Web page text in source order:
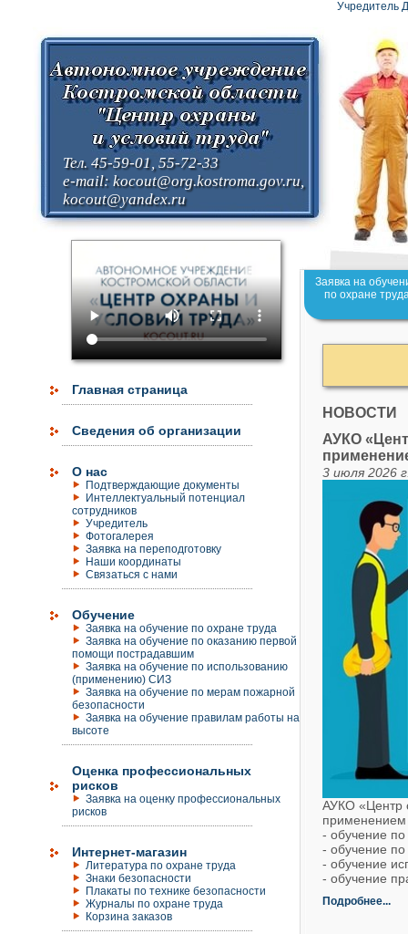
Учредитель
Тел. 45-59-01, 55-72-33
e-mail:kocout@org.kostroma.gov.ru,
kocout@yandex.ru
Главная страница
Сведения об организации
О нас
Подтверждающие документы
Интеллектуальный потенциал
сотрудников
Учредитель
Фотогалерея
Заявка на переподготовку
Наши координаты
Связаться с нами
Обучение
Заявка на обучение по охране труда
Заявка на обучение по оказанию первой
помощи пострадавшим
Заявка на обучение по использованию
(применению) СИЗ
Заявка на обучение по мерам пожарной
безопасности
Заявка на обучение правилам работы на
высоте
Оценка профессиональных
рисков
Заявка на оценку профессиональных
рисков
Интернет-магазин
Литература по охране труда
Знаки безопасности
Плакаты по технике безопасности
Журналы по охране труда
Корзина заказов
Заявка на
по охране
НОВОСТИ
АУКО
3 июля 2026
АУКО «Центр
применением
- обучение
- обучение
- обучение
- обучение
Подробнее...